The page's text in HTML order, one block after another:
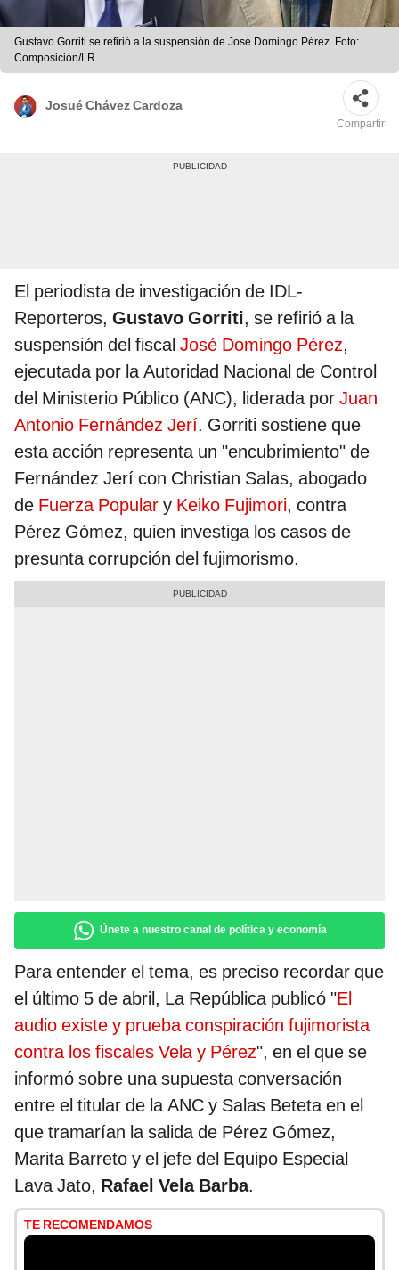
Gustavo Gorriti se refirió a la suspensión de José Domingo Pérez. Foto:
Composición/LR
Josué Chávez Cardoza
Compartir
El periodista de investigación de IDL-
Reporteros, Gustavo Gorriti, se refirió a la
suspensión del fiscal José Domingo Pérez,
ejecutada por la Autoridad Nacional de Control
del Ministerio Público (ANC), liderada por Juan
Antonio Fernández Jerí. Gorriti sostiene que
esta acción representa un "encubrimiento" de
Fernández Jerí con Christian Salas, abogado
de Fuerza Popular y Keiko Fujimori, contra
Pérez Gómez, quien investiga los casos de
presunta corrupción del fujimorismo.
Únete a nuestro canal de política y economía
Para entender el tema, es preciso recordar que
el último 5 de abril, La República publicó "El
audio existe y prueba conspiración fujimorista
contra los fiscales Vela y Pérez", en el que se
informó sobre una supuesta conversación
entre el titular de la ANC y Salas Beteta en el
que tramarían la salida de Pérez Gómez,
Marita Barreto y el jefe del Equipo Especial
Lava Jato, Rafael Vela Barba.
TE RECOMENDAMOS